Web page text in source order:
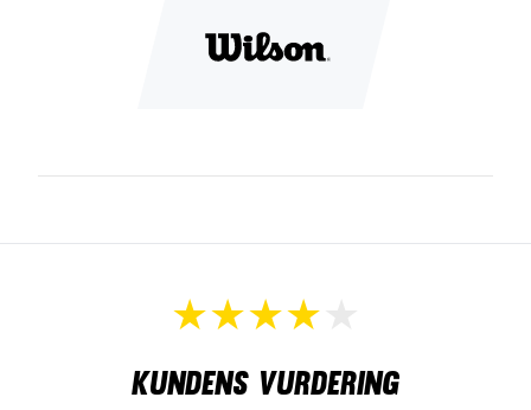
er et højdensitets gummimateriale, der bruges til
ydersålen. Dette giver en suveræn kombination af
der yderligere øger spillekomforten yderligere!
Oplev komforten på banen - køb dette par Wilson sko i
Farve: Rød med hvide detaljer.
Kundens vurdering